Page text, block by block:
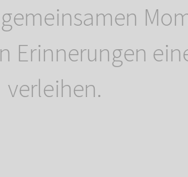
Erinnerungen
verleihen.